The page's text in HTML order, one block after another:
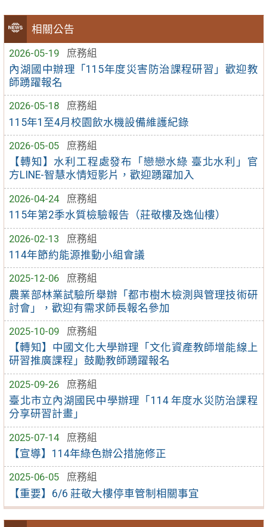
相關公告
2026-05-19
庶務組
內湖國中辦理「115年度災害防治課程研習」歡迎教
師踴躍報名
2026-05-18
庶務組
115年1至4月校園飲水機設備維護紀錄
2026-05-05
庶務組
【轉知】水利工程處發布「戀戀水綠 臺北水利」官
方LINE-智慧水情短影片，歡迎踴躍加入
2026-04-24
庶務組
115年第2季水質檢驗報告（莊敬樓及逸仙樓）
2026-02-13
庶務組
114年節約能源推動小組會議
2025-12-06
庶務組
農業部林業試驗所舉辦「都市樹木檢測與管理技術研
討會」，歡迎有需求師長報名參加
2025-10-09
庶務組
【轉知】中國文化大學辦理「文化資產教師增能線上
研習推廣課程」鼓勵教師踴躍報名
2025-09-26
庶務組
臺北市立內湖國民中學辦理「114 年度水災防治課程
分享研習計畫」
2025-07-14
庶務組
【宣導】114年綠色辦公措施修正
2025-06-05
庶務組
【重要】6/6 莊敬大樓停車管制相關事宜